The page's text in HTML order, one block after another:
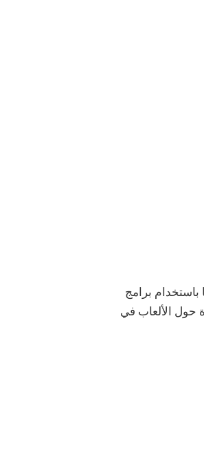
برامج
حول الألعاب في